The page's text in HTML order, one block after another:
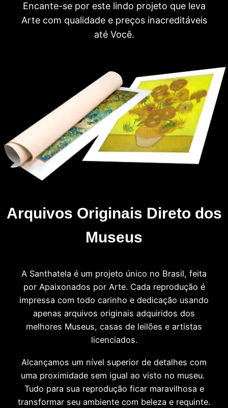
Encante-se por este lindo projeto que leva
Arte com qualidade e preços inacreditáveis
até Você.
Arquivos Originais Direto dos
Museus
A Santhatela é um projeto único no Brasil, feita
por Apaixonados por Arte. Cada reprodução é
impressa com todo carinho e dedicação usando
apenas arquivos originais adquiridos dos
melhores Museus, casas de leilões e artistas
licenciados.
Alcançamos um nível superior de detalhes com
uma proximidade sem igual ao visto no museu.
Tudo para sua reprodução ficar maravilhosa e
transformar seu ambiente com beleza e requinte.